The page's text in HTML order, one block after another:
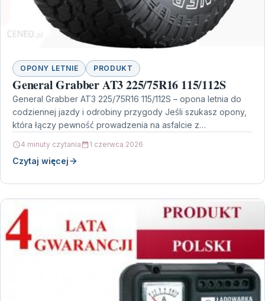
OPONY LETNIE PRODUKT
General Grabber AT3 225/75R16 115/112S
General Grabber AT3 225/75R16 115/112S – opona letnia do
codziennej jazdy i odrobiny przygody Jeśli szukasz opony,
która łączy pewność prowadzenia na asfalcie z…
4 minuty czytania 1 czerwca 2026
Czytaj więcej